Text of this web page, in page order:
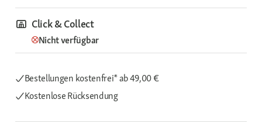
Click & Collect
Nicht verfügbar
Bestellungen kostenfrei*ab 49,00 €
Kostenlose Rücksendung